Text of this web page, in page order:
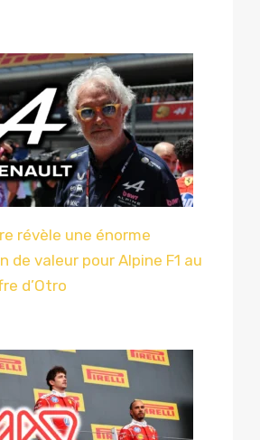
révèle une énorme
de valeur pour Alpine F1 au
d’Otro